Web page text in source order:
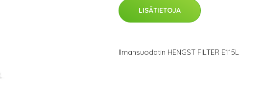
LISÄTIETOJA
Ilmansuodatin HENGST FILTER E115L